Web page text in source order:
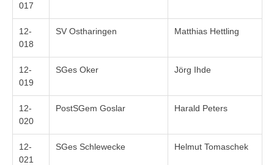
017
12-
018
SV Ostharingen Matthias Hettling
12-
019
SGes Oker Jörg Ihde
12-
020
PostSGem Goslar Harald Peters
12-
021
SGes Schlewecke Helmut Tomaschek